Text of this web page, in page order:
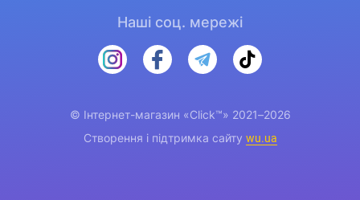
Наші соц. мережі
© Інтернет-магазин «Click™» 2021–2026
Створення і підтримка сайту wu.ua